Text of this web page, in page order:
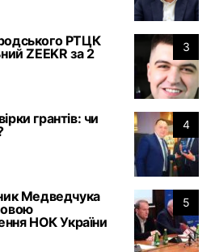
3
РТЦК
ZEEKR за 2
4
грантів: чи
5
Медведчука
НОК України